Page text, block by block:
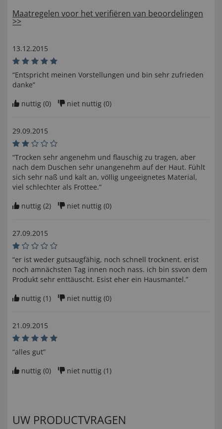
Maatregelen voor het verifiëren van beoordelingen
>>
13.12.2015
“Entspricht meinen Vorstellungen und bin sehr zufrieden
danke”
nuttig (0) niet nuttig (0)
29.09.2015
“Trocken sehr angenehm und flauschig zu tragen, aber
nach dem Duschen sehr unangenehm auf der Haut. Fühlt
sich sehr naß und kalt an, völlig ungeeignetes Material,
viel schlechter als Frottee.”
nuttig (2) niet nuttig (0)
27.09.2015
“er ist weder gutsaugfähig, noch schnell trocknent. erist
noch amnächsten Tag innen noch nass. ich bin ssvon dem
Produkt sehr enttäuscht. Esist eher ein Hausmantel.”
nuttig (1) niet nuttig (0)
21.09.2015
“alles gut”
nuttig (0) niet nuttig (1)
UW PRODUCTVRAGEN